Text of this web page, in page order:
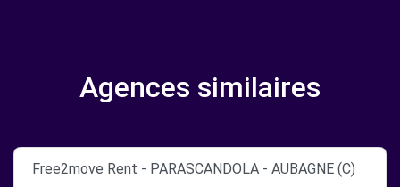
Agences similaires
Free2move Rent - PARASCANDOLA - AUBAGNE (C)